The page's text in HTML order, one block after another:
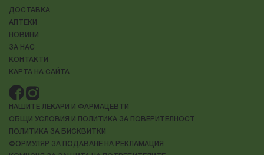
ДОСТАВКА
АПТЕКИ
НОВИНИ
ЗА НАС
КОНТАКТИ
КАРТА НА САЙТА
НАШИТЕ ЛЕКАРИ И ФАРМАЦЕВТИ
ОБЩИ УСЛОВИЯ И ПОЛИТИКА ЗА ПОВЕРИТЕЛНОСТ
ПОЛИТИКА ЗА БИСКВИТКИ
ФОРМУЛЯР ЗА ПОДАВАНЕ НА РЕКЛАМАЦИЯ